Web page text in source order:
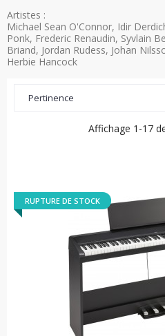
Artistes :
Michael Sean O'Connor, Idir
Ponk, Frederic Renaudin, Syvlain
Briand, Jordan Rudess, Johan
Herbie Hancock
Pertinence
Affichage 1-17
RUPTURE DE STOCK